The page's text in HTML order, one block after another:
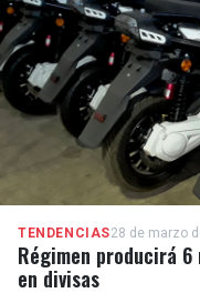
TENDENCIAS28 de marzo
Régimen producirá
en divisas